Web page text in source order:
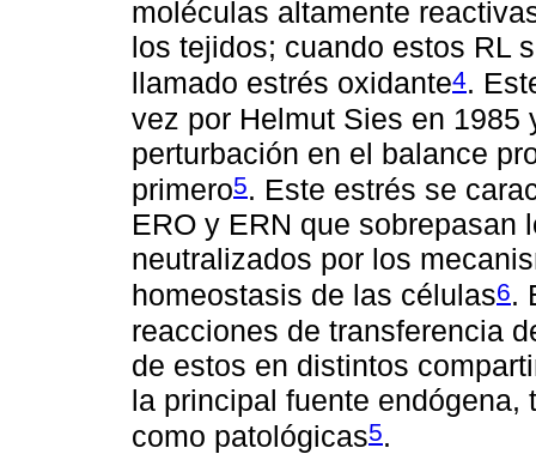
moléculas altamente
los tejidos; cuando estos RL
llamado estrés oxidante4.
vez por Helmut Sies en
perturbación en el balance
primero5. Este estrés se
ERO y ERN que sobrepasan
neutralizados por los
homeostasis de las células6.
reacciones de transferencia
de estos en distintos
la principal fuente
como patológicas5.